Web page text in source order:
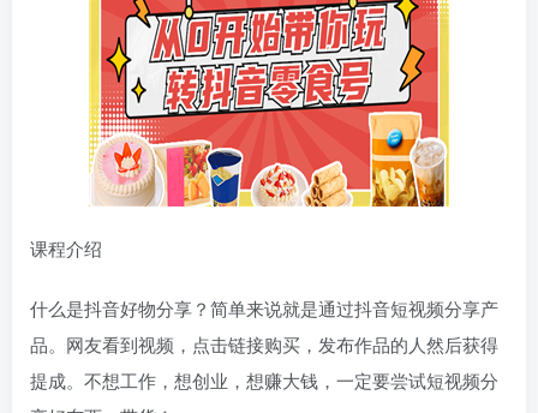
课程介绍
什么是抖音好物分享？简单来说就是通过抖音短视频分享产
品。网友看到视频，点击链接购买，发布作品的人然后获得
提成。不想工作，想创业，想赚大钱，一定要尝试短视频分